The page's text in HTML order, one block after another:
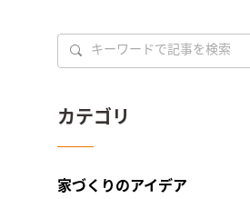
カテゴリ
家づくりのアイデア